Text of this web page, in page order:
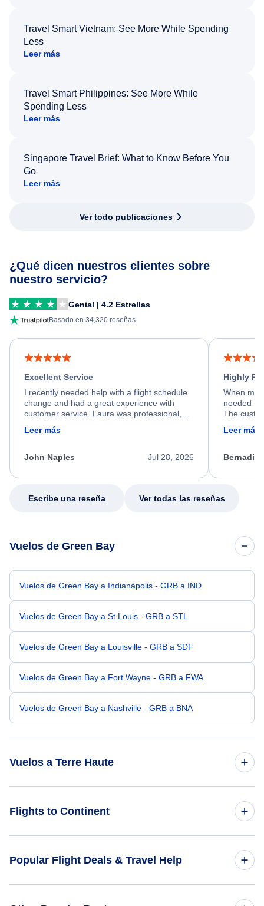
Travel Smart Vietnam: See More While Spending
Less
Leer más
Travel Smart Philippines: See More While
Spending Less
Leer más
Singapore Travel Brief: What to Know Before You
Go
Leer más
Ver todo publicaciones
¿Qué dicen nuestros clientes sobre
nuestro servicio?
Genial | 4.2 Estrellas
Basado en 34,320 reseñas
Excellent Service
I recently needed help with a flight schedule
change and had a great experience with
customer service. Laura was professional,
friendly, and very helpful throughout the
process. She quickly found a solution and
appreciate her excellent service.
Leer más
Jul 28, 2026
John Naples
Highly
When my
needed
The
calm,
my issue.
Leer más
Escribe una reseña Ver todas las reseñas
Vuelos de Green Bay
Vuelos de Green Bay a Indianápolis - GRB a IND
Vuelos de Green Bay a St Louis - GRB a STL
Vuelos de Green Bay a Louisville - GRB a SDF
Vuelos de Green Bay a Fort Wayne - GRB a FWA
Vuelos de Green Bay a Nashville - GRB a BNA
Vuelos a Terre Haute
Vuelos de Appleton a Terre Haute - ATW a HUF
Flights to Continent
Popular Flight Deals & Travel Help